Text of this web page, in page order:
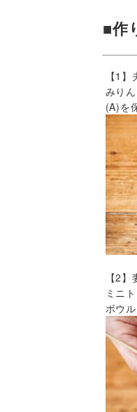
■作
【1】
みり
(A)を
【2】
ミニ
ボウ